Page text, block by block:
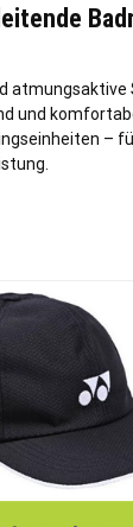
atmungsaktive
und
–